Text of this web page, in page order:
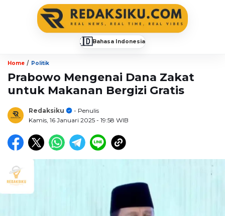
🇮🇩Bahasa Indonesia
Home / Politik
Prabowo Mengenai Dana Zakat
untuk Makanan Bergizi Gratis
Redaksiku
- Penulis
Kamis, 16 Januari 2025 - 19:58 WIB